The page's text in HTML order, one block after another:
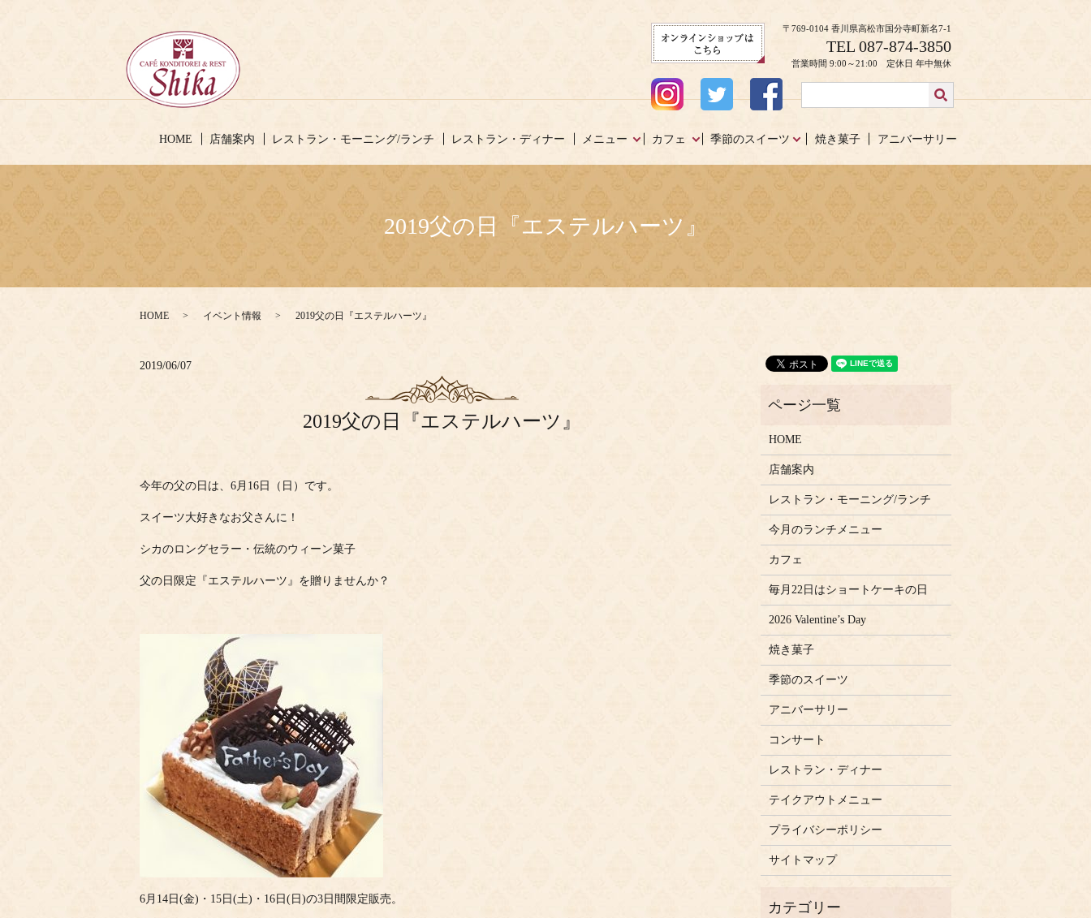
HOME 店舗案内 レストラン・モーニング/ランチ レストラン・ディナー メニュー カフェ 季節のスイーツ 焼き菓子 アニバーサリー
〒769-0104 香川県高松市国分寺町新名7-1
TEL 087-874-3850
営業時間 9:00～21:00 定休日 年中無休
2019父の日『エステルハーツ』
HOME イベント情報 2019父の日『エステルハーツ』
2019/06/07
2019父の日『エステルハーツ』
今年の父の日は、6月16日（日）です。
スイーツ大好きなお父さんに！
シカのロングセラー・伝統のウィーン菓子
父の日限定『エステルハーツ』を贈りませんか？
6月14日(金)・15日(土)・16日(日)の3日間限定販売。
HOME
店舗案内
レストラン・モーニング/ランチ
今月のランチメニュー
カフェ
毎月22日はショートケーキの日
2026 Valentine’s Day
焼き菓子
季節のスイーツ
アニバーサリー
コンサート
レストラン・ディナー
テイクアウトメニュー
プライバシーポリシー
サイトマップ